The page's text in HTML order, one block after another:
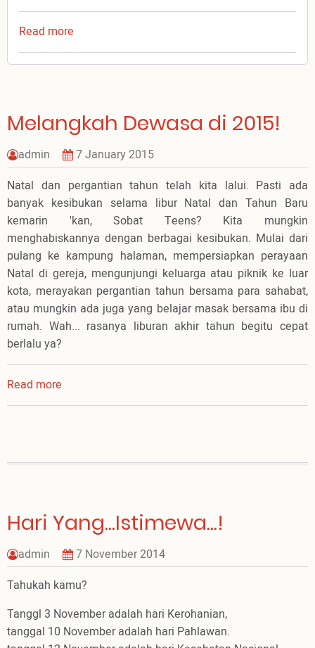
Read more
Memprioritaskan
Tuhan
Melangkah Dewasa di 2015!
admin
7 January 2015
Natal dan pergantian tahun telah kita lalui. Pasti ada
banyak kesibukan selama libur Natal dan Tahun Baru
kemarin 'kan, Sobat Teens? Kita mungkin
menghabiskannya dengan berbagai kesibukan. Mulai dari
pulang ke kampung halaman, mempersiapkan perayaan
Natal di gereja, mengunjungi keluarga atau piknik ke luar
kota, merayakan pergantian tahun bersama para sahabat,
atau mungkin ada juga yang belajar masak bersama ibu di
rumah. Wah... rasanya liburan akhir tahun begitu cepat
berlalu ya?
Read more
Melangkah
Hari Yang...Istimewa...!
admin
7 November 2014
Tahukah kamu?
Tanggl 3 November adalah hari Kerohanian,
tanggal 10 November adalah hari Pahlawan.